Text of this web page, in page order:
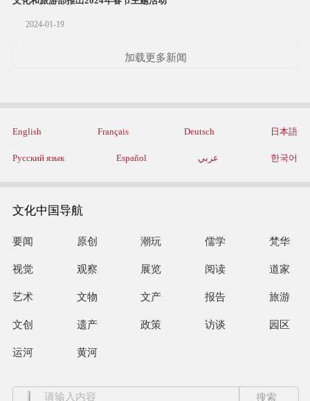
2024-01-19
加载更多新闻
English Français Deutsch 日本語
Русский язык Español عربي 한국어
文化中国导航
要闻 原创 潮玩 儒学 梵华
视觉 观察 展览 阅读 道家
艺术 文物 文产 报告 旅游
文创 遗产 政策 访谈 园区
运河 黄河